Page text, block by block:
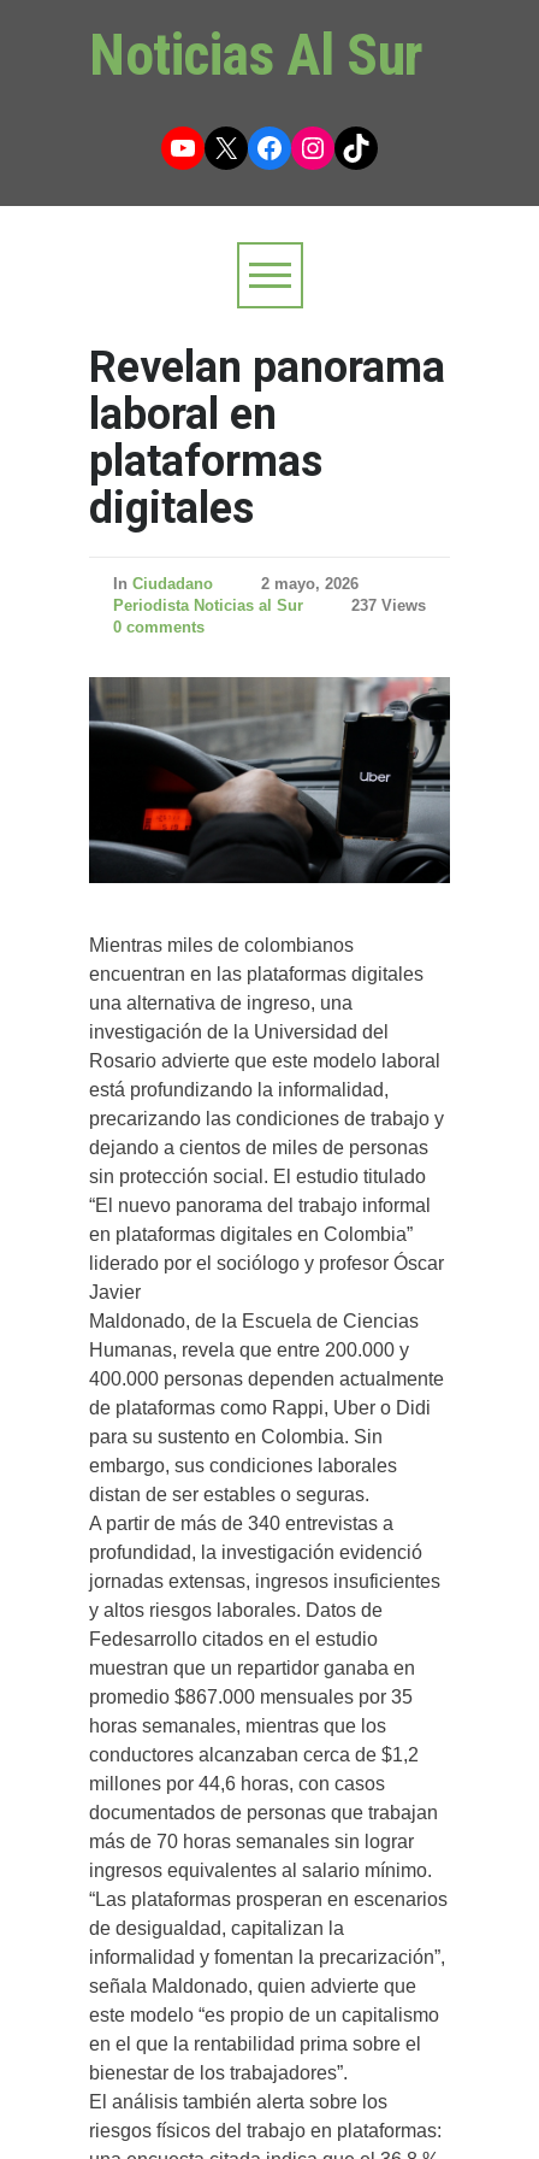
Noticias Al Sur
YouTube
X Facebook
Instagram
TikTok
Revelan panorama
laboral en
plataformas
digitales
In Ciudadano
2 mayo, 2026
Periodista Noticias al Sur
237 Views
0 comments
Mientras miles de colombianos
encuentran en las plataformas digitales
una alternativa de ingreso, una
investigación de la Universidad del
Rosario advierte que este modelo laboral
está profundizando la informalidad,
precarizando las condiciones de trabajo y
dejando a cientos de miles de personas
sin protección social. El estudio titulado
“El nuevo panorama del trabajo informal
en plataformas digitales en Colombia”
liderado por el sociólogo y profesor Óscar
Javier
Maldonado, de la Escuela de Ciencias
Humanas, revela que entre 200.000 y
400.000 personas dependen actualmente
de plataformas como Rappi, Uber o Didi
para su sustento en Colombia. Sin
embargo, sus condiciones laborales
distan de ser estables o seguras.
A partir de más de 340 entrevistas a
profundidad, la investigación evidenció
jornadas extensas, ingresos insuficientes
y altos riesgos laborales. Datos de
Fedesarrollo citados en el estudio
muestran que un repartidor ganaba en
promedio $867.000 mensuales por 35
horas semanales, mientras que los
conductores alcanzaban cerca de $1,2
millones por 44,6 horas, con casos
documentados de personas que trabajan
más de 70 horas semanales sin lograr
ingresos equivalentes al salario mínimo.
“Las plataformas prosperan en escenarios
de desigualdad, capitalizan la
informalidad y fomentan la precarización”,
señala Maldonado, quien advierte que
este modelo “es propio de un capitalismo
en el que la rentabilidad prima sobre el
bienestar de los trabajadores”.
El análisis también alerta sobre los
riesgos físicos del trabajo en plataformas: